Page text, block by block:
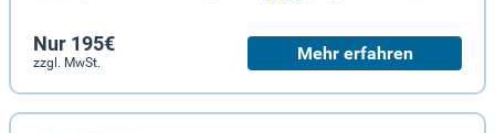
Nur 195€
zzgl. MwSt. Mehr erfahren